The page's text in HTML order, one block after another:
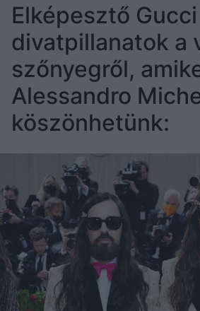
Elképesztő Gucci
divatpillanatok a
szőnyegről,
Alessandro
köszönhetünk: